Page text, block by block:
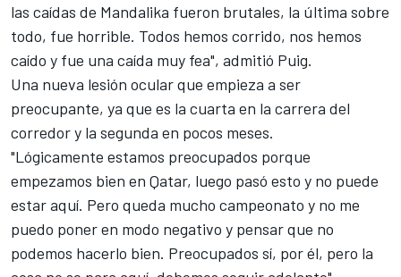
las caídas de Mandalika fueron brutales, la última sobre
todo, fue horrible. Todos hemos corrido, nos hemos
caído y fue una caída muy fea", admitió Puig.
Una nueva lesión ocular que empieza a ser
preocupante, ya que es la cuarta en la carrera del
corredor y la segunda en pocos meses.
"Lógicamente estamos preocupados porque
empezamos bien en Qatar, luego pasó esto y no puede
estar aquí. Pero queda mucho campeonato y no me
puedo poner en modo negativo y pensar que no
podemos hacerlo bien. Preocupados sí, por él, pero la